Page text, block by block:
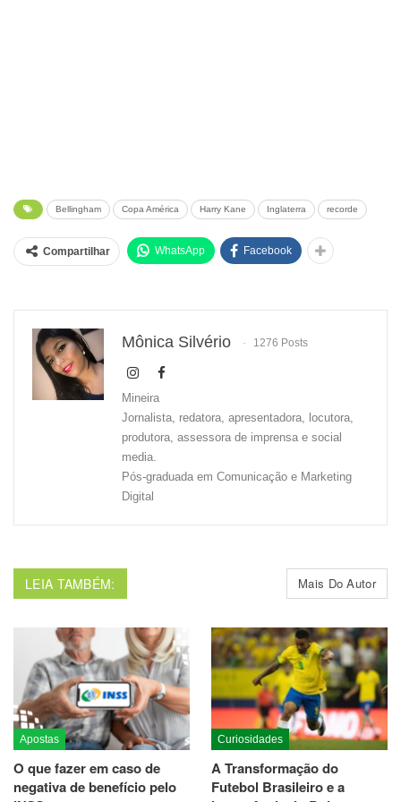
Bellingham Copa América Harry Kane Inglaterra recorde
Compartilhar WhatsApp Facebook
Mônica Silvério 1276 Posts
Mineira
Jornalista, redatora, apresentadora, locutora,
produtora, assessora de imprensa e social
media.
Pós-graduada em Comunicação e Marketing
Digital
LEIA TAMBÉM: Mais Do Autor
Apostas
O que fazer em caso de
negativa de benefício pelo
Curiosidades
A Transformação do
Futebol Brasileiro e a